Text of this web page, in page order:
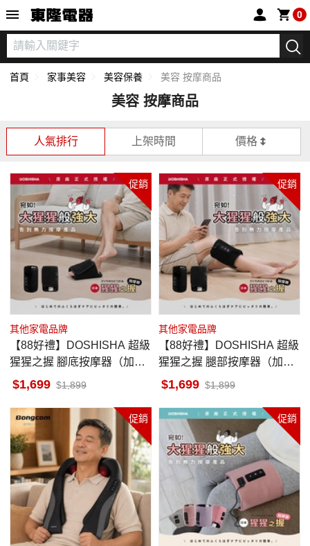
0
首頁 家事美容 美容保養 美容 按摩商品
美容 按摩商品
人氣排行 上架時間 價格
促銷
其他家電品牌
【88好禮】DOSHISHA 超級
猩猩之握 腳底按摩器（加強
版）
1,699 1,899
促銷
其他家電品牌
【88好禮】DOSHISHA 超級
猩猩之握 腿部按摩器（加強
版）
1,699 1,899
促銷 促銷